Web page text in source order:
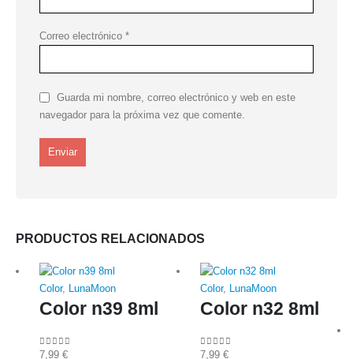
Correo electrónico *
Guarda mi nombre, correo electrónico y web en este
navegador para la próxima vez que comente.
PRODUCTOS RELACIONADOS
Color, LunaMoon
Color n39 8ml
0out of 5
7,99 €
Color, LunaMoon
Color n32 8ml
0out of 5
7,99 €